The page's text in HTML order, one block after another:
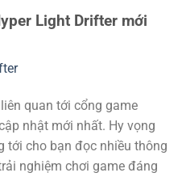
Light Drifter mới
quan tới cổng game
nhật mới nhất. Hy vọng
tới cho bạn đọc nhiều thông
nghiệm chơi game đáng